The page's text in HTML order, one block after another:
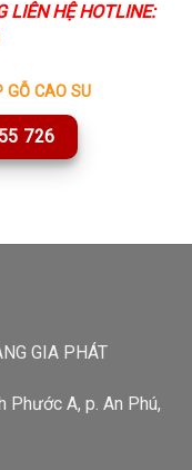
LIÊN HỆ HOTLINE:
GỖ CAO SU
726
GIA PHÁT
Phước A, p. An Phú,